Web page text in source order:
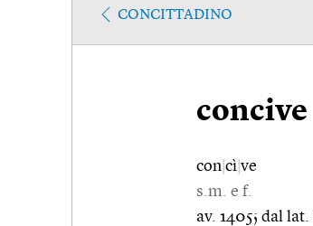
CONCITTADINO
concive
con cì ve
s.m. e f.
av. 1405; dal